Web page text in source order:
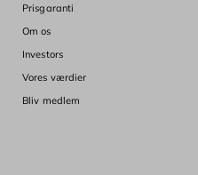
Prisgaranti
Om os
Investors
Vores værdier
Bliv medlem